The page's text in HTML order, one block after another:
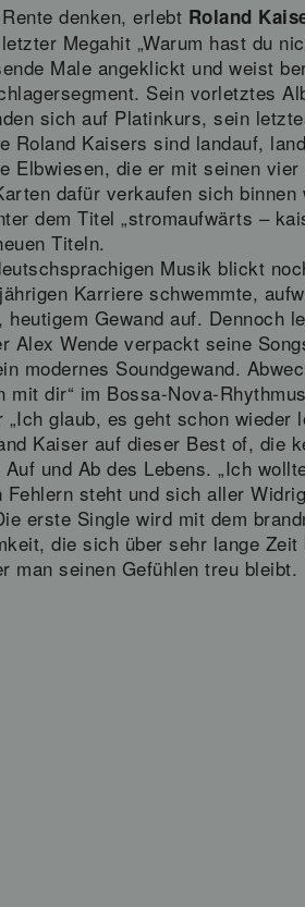
denken, erlebt Roland
Megahit „Warum hast du
Male angeklickt und weist
Sein vorletztes
sich auf Platinkurs, sein
Roland Kaisers sind landauf,
Elbwiesen, die er mit seinen
dafür verkaufen sich
dem Titel „stromaufwärts –
Titeln.
Musik blickt
Karriere schwemmte,
Gewand auf. Dennoch
Wende verpackt seine
modernes Soundgewand.
dir“ im Bossa-Nova-
glaub, es geht schon wieder
Kaiser auf dieser Best of, die
und Ab des Lebens. „Ich
steht und sich aller
erste Single wird mit dem
die sich über sehr lange
man seinen Gefühlen treu bleibt.